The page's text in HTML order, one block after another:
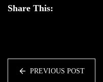
Share This:
PREVIOUS POST